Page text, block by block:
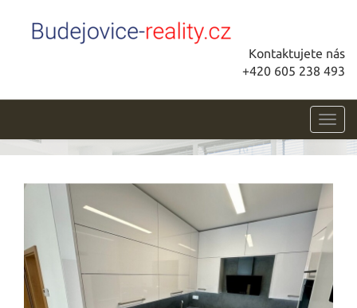
Kontaktujete nás
+420 605 238 493